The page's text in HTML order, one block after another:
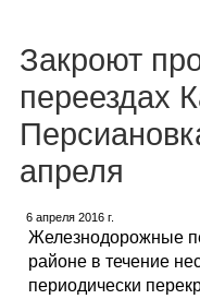
Закроют
переездах
апреля
6 апреля 2016 г.
Железнодорожные
районе в течение
периодически